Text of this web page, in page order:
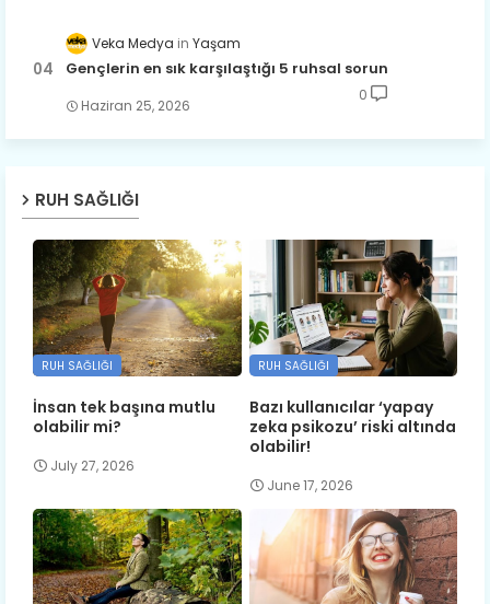
Veka Medya Yaşam
Gençlerin en sık karşılaştığı 5 ruhsal sorun
Haziran 25, 2026
0
RUH SAĞLIĞI
RUH SAĞLIĞI
İnsan tek başına mutlu
olabilir mi?
July 27, 2026
RUH SAĞLIĞI
Bazı kullanıcılar ‘yapay
zeka psikozu’ riski altında
olabilir!
June 17, 2026